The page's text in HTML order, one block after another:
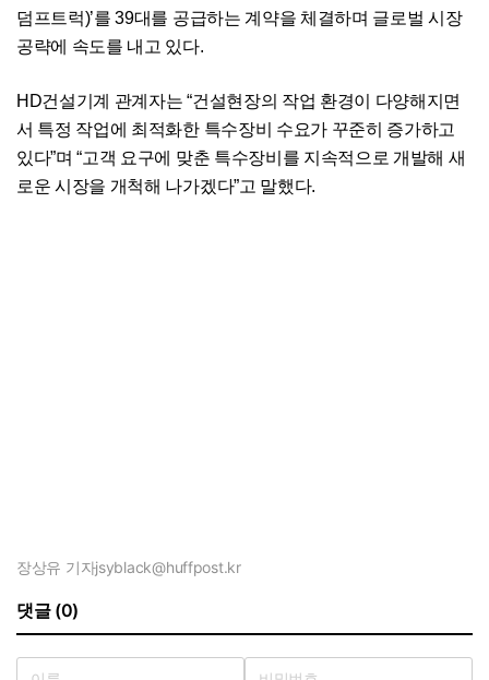
덤프트럭)’를 39대를 공급하는 계약을 체결하며 글로벌 시장
공략에 속도를 내고 있다.
HD건설기계 관계자는 “건설현장의 작업 환경이 다양해지면
서 특정 작업에 최적화한 특수장비 수요가 꾸준히 증가하고
있다”며 “고객 요구에 맞춘 특수장비를 지속적으로 개발해 새
로운 시장을 개척해 나가겠다”고 말했다.
장상유 기자jsyblack@huffpost.kr
댓글 (0)